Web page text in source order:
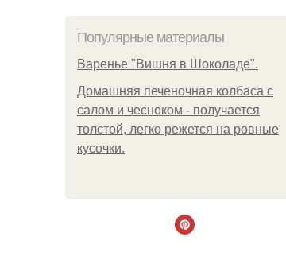
Популярные материалы
Варенье "Вишня в Шоколаде".
Домашняя печеночная колбаса с
салом и чесноком - получается
толстой, легко режется на ровные
кусочки.